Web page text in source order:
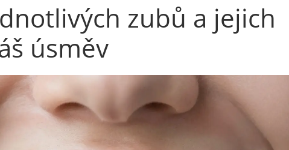
zubů a jejich
úsměv